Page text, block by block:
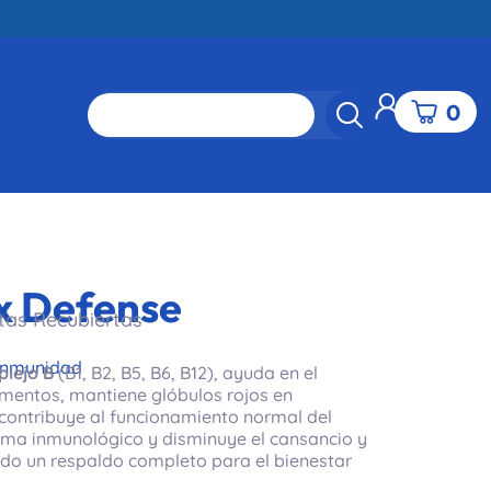
0
Defense
Recubiertas
B(B1, B2, B5, B6, B12), ayuda en el
mantiene glóbulos rojos en
al funcionamiento normal del
inmunológico y disminuye el cansancio y
un respaldo completo para el bienestar